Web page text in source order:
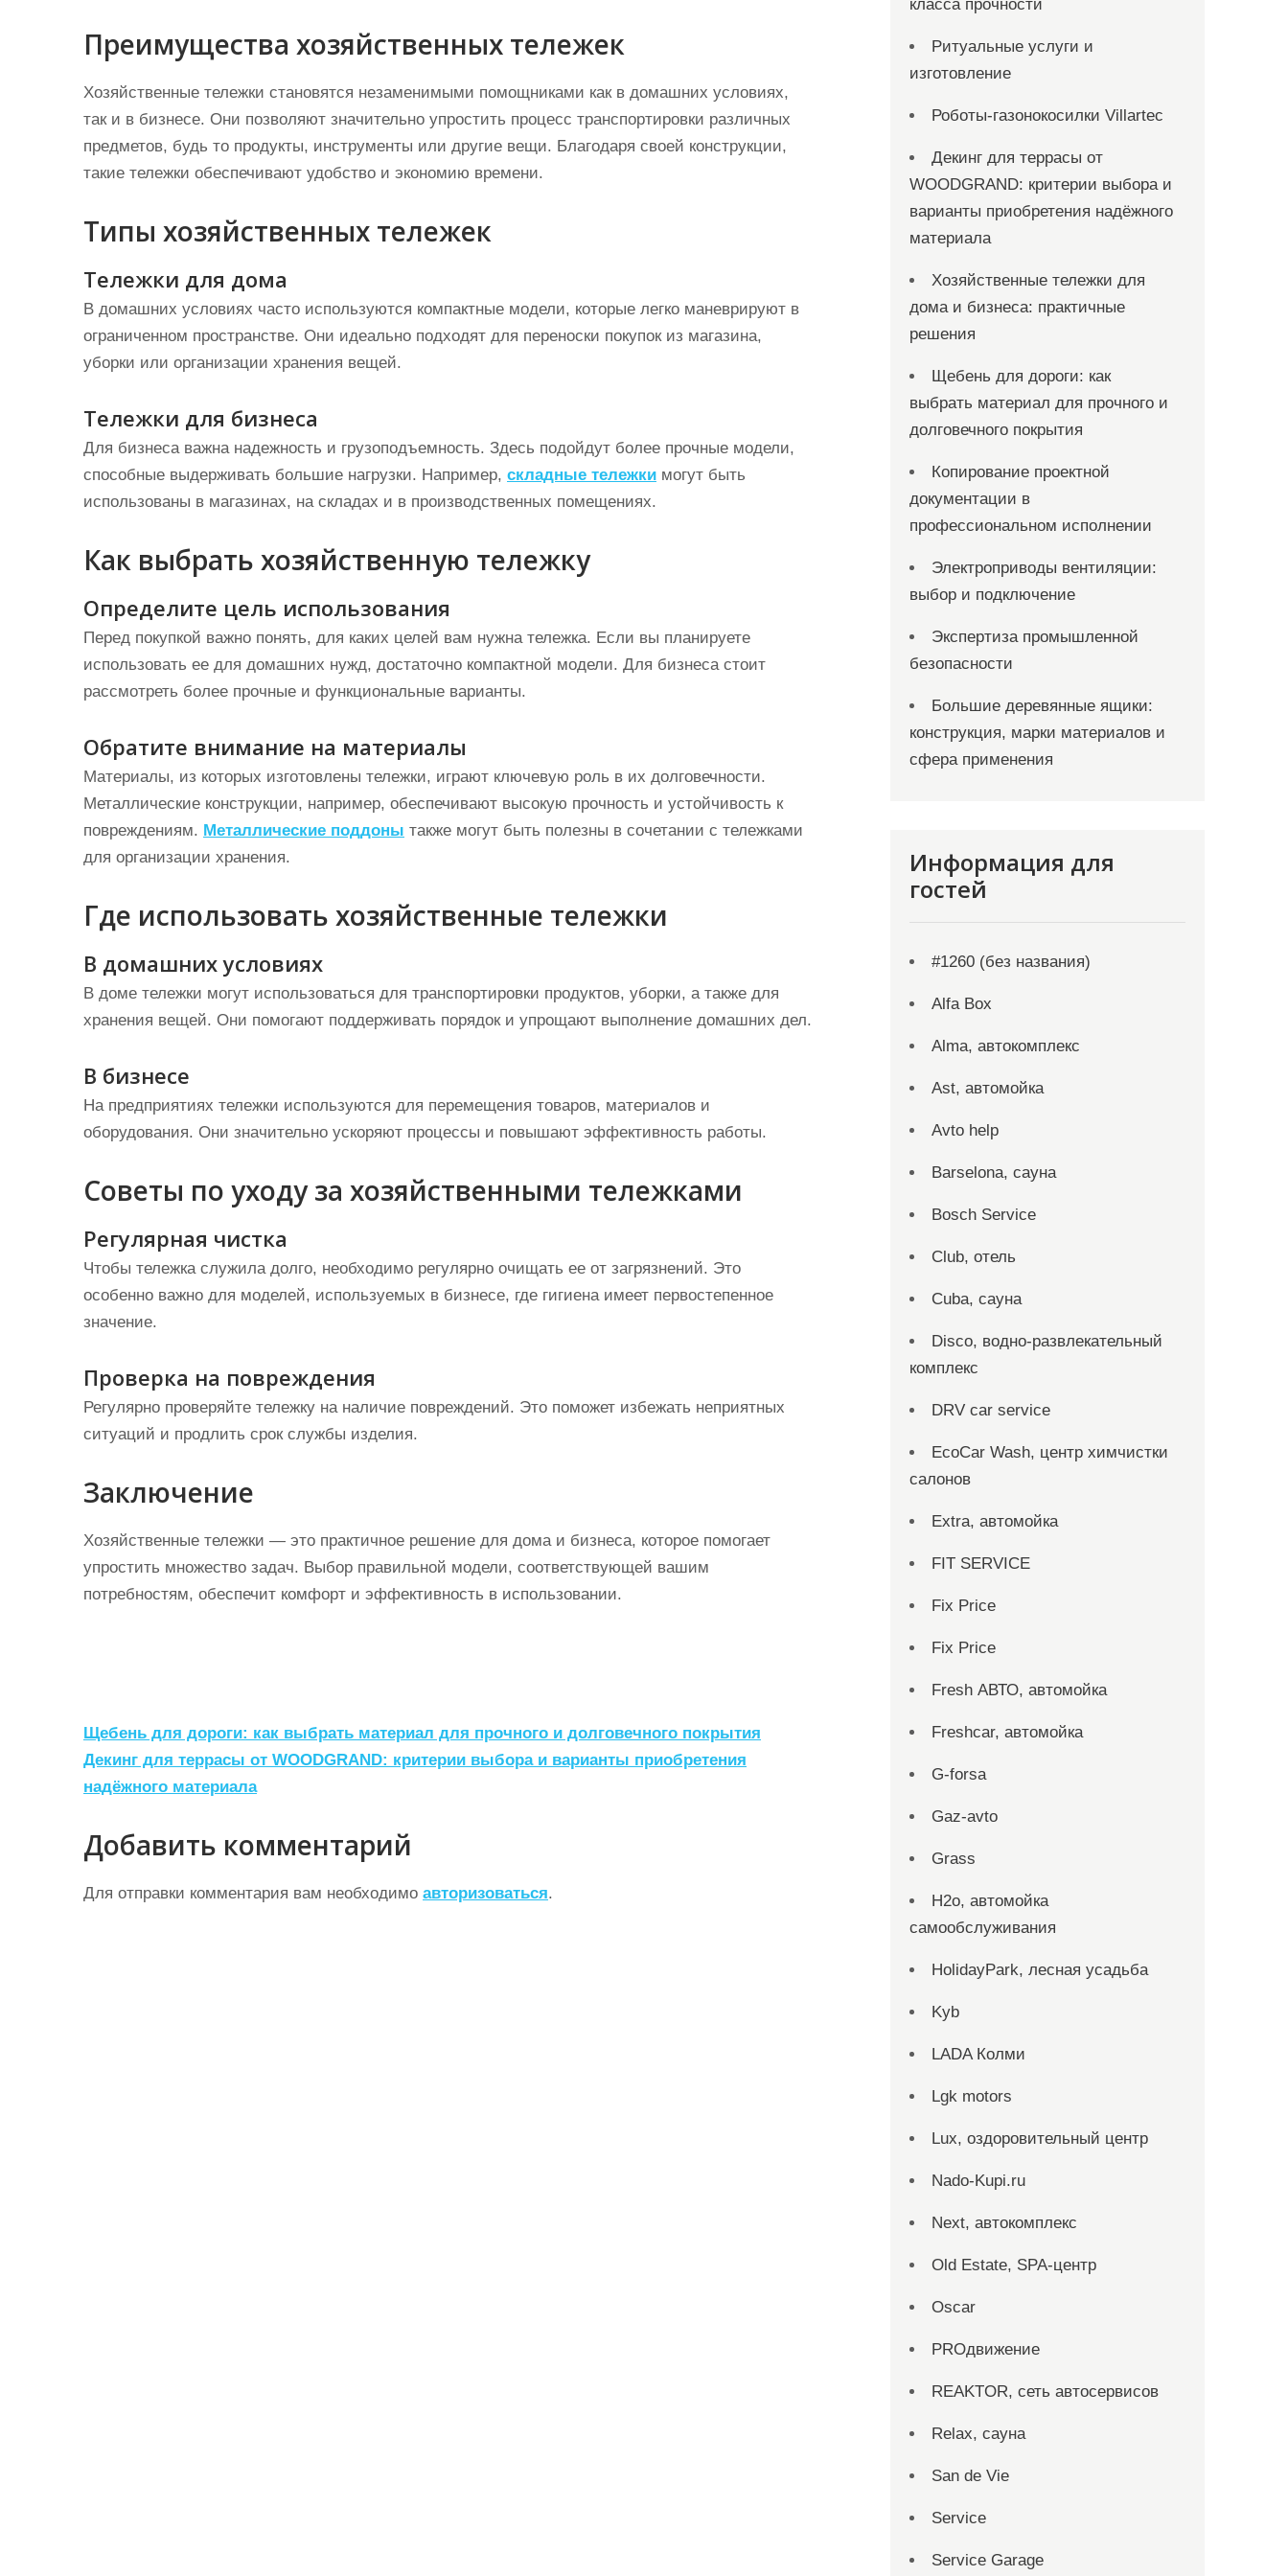
Преимущества хозяйственных тележек
Хозяйственные тележки становятся незаменимыми помощниками как в домашних условиях,
так и в бизнесе. Они позволяют значительно упростить процесс транспортировки различных
предметов, будь то продукты, инструменты или другие вещи. Благодаря своей конструкции,
такие тележки обеспечивают удобство и экономию времени.
Типы хозяйственных тележек
Тележки для дома
В домашних условиях часто используются компактные модели, которые легко маневрируют в
ограниченном пространстве. Они идеально подходят для переноски покупок из магазина,
уборки или организации хранения вещей.
Тележки для бизнеса
Для бизнеса важна надежность и грузоподъемность. Здесь подойдут более прочные модели,
способные выдерживать большие нагрузки. Например, складные тележки могут быть
использованы в магазинах, на складах и в производственных помещениях.
Как выбрать хозяйственную тележку
Определите цель использования
Перед покупкой важно понять, для каких целей вам нужна тележка. Если вы планируете
использовать ее для домашних нужд, достаточно компактной модели. Для бизнеса стоит
рассмотреть более прочные и функциональные варианты.
Обратите внимание на материалы
Материалы, из которых изготовлены тележки, играют ключевую роль в их долговечности.
Металлические конструкции, например, обеспечивают высокую прочность и устойчивость к
повреждениям. Металлические поддоны также могут быть полезны в сочетании с тележками
для организации хранения.
Где использовать хозяйственные тележки
В домашних условиях
В доме тележки могут использоваться для транспортировки продуктов, уборки, а также для
хранения вещей. Они помогают поддерживать порядок и упрощают выполнение домашних дел.
В бизнесе
На предприятиях тележки используются для перемещения товаров, материалов и
оборудования. Они значительно ускоряют процессы и повышают эффективность работы.
Советы по уходу за хозяйственными тележками
Регулярная чистка
Чтобы тележка служила долго, необходимо регулярно очищать ее от загрязнений. Это
особенно важно для моделей, используемых в бизнесе, где гигиена имеет первостепенное
значение.
Проверка на повреждения
Регулярно проверяйте тележку на наличие повреждений. Это поможет избежать неприятных
ситуаций и продлить срок службы изделия.
Заключение
Хозяйственные тележки — это практичное решение для дома и бизнеса, которое помогает
упростить множество задач. Выбор правильной модели, соответствующей вашим
потребностям, обеспечит комфорт и эффективность в использовании.
Н
а
в
и
г
а
Щебень для дороги: как выбрать материал для прочного и долговечного покрытия
Декинг для террасы от WOODGRAND: критерии выбора и варианты приобретения
надёжного материала
Добавить комментарий
Для отправки комментария вам необходимо авторизоваться.
класса прочности
Ритуальные услуги и
изготовление
Роботы-газонокосилки Villartec
Декинг для террасы от
WOODGRAND: критерии выбора и
варианты приобретения надёжного
материала
Хозяйственные тележки для
дома и бизнеса: практичные
решения
Щебень для дороги: как
выбрать материал для прочного и
долговечного покрытия
Копирование проектной
документации в
профессиональном исполнении
Электроприводы вентиляции:
выбор и подключение
Экспертиза промышленной
безопасности
Большие деревянные ящики:
конструкция, марки материалов и
сфера применения
Информация для
гостей
#1260 (без названия)
Alfa Box
Alma, автокомплекс
Ast, автомойка
Avto help
Barselona, сауна
Bosch Service
Club, отель
Cuba, сауна
Disco, водно-развлекательный
комплекс
DRV car service
EcoCar Wash, центр химчистки
салонов
Extra, автомойка
FIT SERVICE
Fix Price
Fix Price
Fresh АВТО, автомойка
Freshcar, автомойка
G-forsa
Gaz-avto
Grass
H2o, автомойка
самообслуживания
HolidayPark, лесная усадьба
Kyb
LADA Колми
Lgk motors
Lux, оздоровительный центр
Nado-Kupi.ru
Next, автокомплекс
Old Estate, SPA-центр
Oscar
PROдвижение
REAKTOR, сеть автосервисов
Relax, сауна
San dе Vie
Service
Service Garage